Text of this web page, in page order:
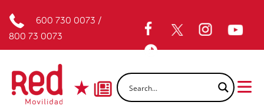
600 730 0073 /
800 73 0073